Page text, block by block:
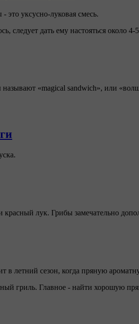
уксусно-луковая смесь.
следует дать ему настояться около 4-
«magical sandwich», или
лук. Грибы замечательно
в летний сезон, когда пряную
гриль. Главное - найти хорошую